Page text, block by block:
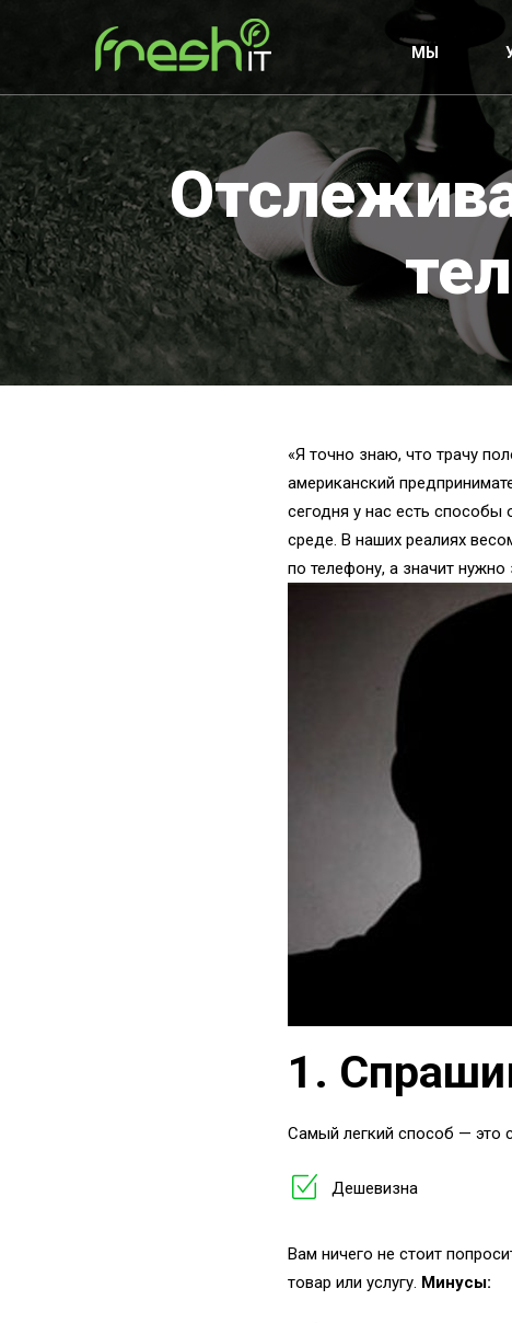
МЫ
«Я точно знаю, что трачу
американский
сегодня у нас есть способы
среде. В наших реалиях
по телефону, а значит нужно
1.
Самый легкий способ — это
Дешевизна
Вам ничего не стоит
товар или услугу. Минусы: